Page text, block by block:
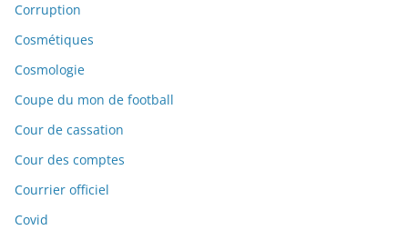
Corruption
Cosmétiques
Cosmologie
Coupe du mon de football
Cour de cassation
Cour des comptes
Courrier officiel
Covid